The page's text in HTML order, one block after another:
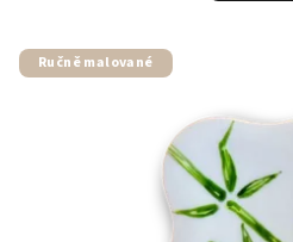
Ručně malované